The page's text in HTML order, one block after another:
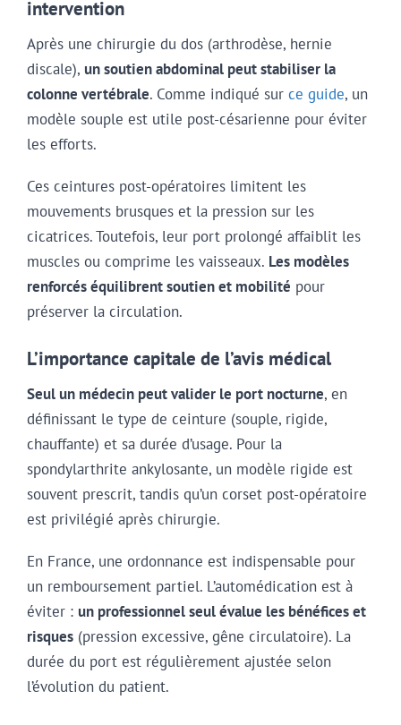
intervention
Après une chirurgie du dos (arthrodèse, hernie
discale), un soutien abdominal peut stabiliser la
colonne vertébrale. Comme indiqué sur ce guide, un
modèle souple est utile post-césarienne pour éviter
les efforts.
Ces ceintures post-opératoires limitent les
mouvements brusques et la pression sur les
cicatrices. Toutefois, leur port prolongé affaiblit les
muscles ou comprime les vaisseaux. Les modèles
renforcés équilibrent soutien et mobilité pour
préserver la circulation.
L’importance capitale de l’avis médical
Seul un médecin peut valider le port nocturne, en
définissant le type de ceinture (souple, rigide,
chauffante) et sa durée d’usage. Pour la
spondylarthrite ankylosante, un modèle rigide est
souvent prescrit, tandis qu’un corset post-opératoire
est privilégié après chirurgie.
En France, une ordonnance est indispensable pour
un remboursement partiel. L’automédication est à
éviter : un professionnel seul évalue les bénéfices et
risques (pression excessive, gêne circulatoire). La
durée du port est régulièrement ajustée selon
l’évolution du patient.